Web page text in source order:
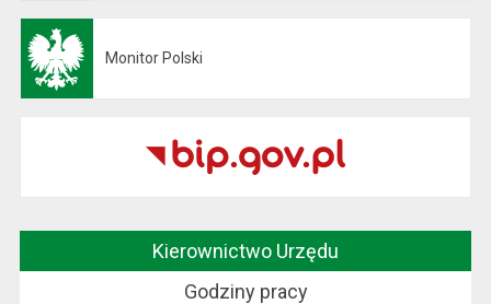
Monitor Polski
Kierownictwo Urzędu
Godziny pracy